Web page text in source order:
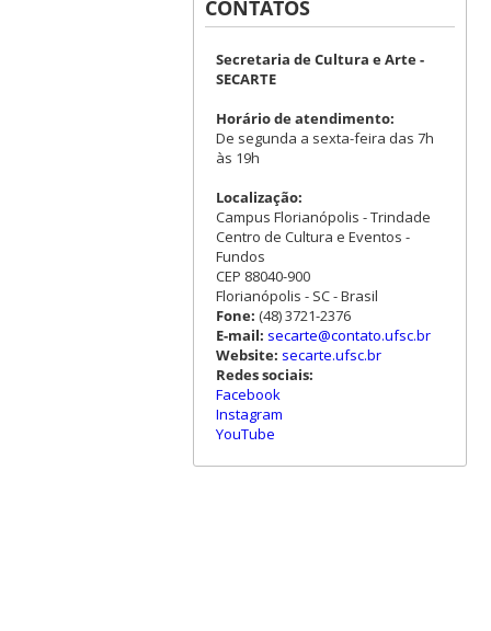
CONTATOS
Secretaria de Cultura e Arte -
SECARTE
Horário de atendimento:
De segunda a sexta-feira das 7h
às 19h
Localização:
Campus Florianópolis - Trindade
Centro de Cultura e Eventos -
Fundos
CEP 88040-900
Florianópolis - SC - Brasil
Fone: (48) 3721-2376
E-mail: secarte@contato.ufsc.br
Website: secarte.ufsc.br
Redes sociais:
Facebook
Instagram
YouTube